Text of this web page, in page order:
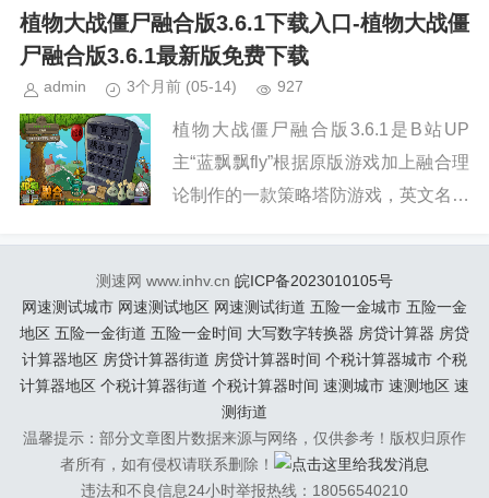
《植物防御僵尸》玩法的基础上，又加
入了独特...
植物大战僵尸融合版3.6.1下载入口-植物大战僵
尸融合版3.6.1最新版免费下载
admin 3个月前 (05-14) 927
植物大战僵尸融合版3.6.1是B站UP
主“蓝飘飘fly”根据原版游戏加上融合理
论制作的一款策略塔防游戏，英文名叫
测速网 www.inhv.cn 皖ICP备2023010105号
网速测试城市 网速测试地区 网速测试街道 五险一金城市 五险一金
地区 五险一金街道 五险一金时间 大写数字转换器 房贷计算器 房贷
计算器地区 房贷计算器街道 房贷计算器时间 个税计算器城市 个税
计算器地区 个税计算器街道 个税计算器时间 速测城市 速测地区 速
测街道
温馨提示：部分文章图片数据来源与网络，仅供参考！版权归原作
者所有，如有侵权请联系删除！
违法和不良信息24小时举报热线：18056540210